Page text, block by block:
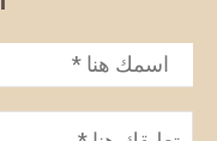
الاسم *
تعليق